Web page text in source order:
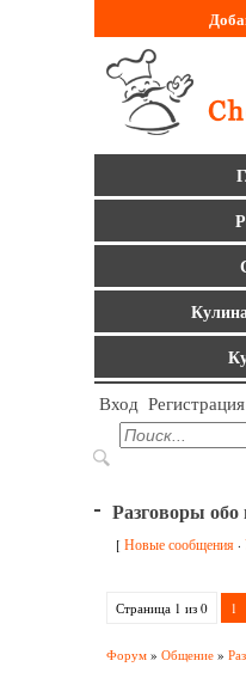
Вход Регистрация
Разговоры
[ Новые сообщения ·
Страница 1 из 0 1
Форум » Общение »